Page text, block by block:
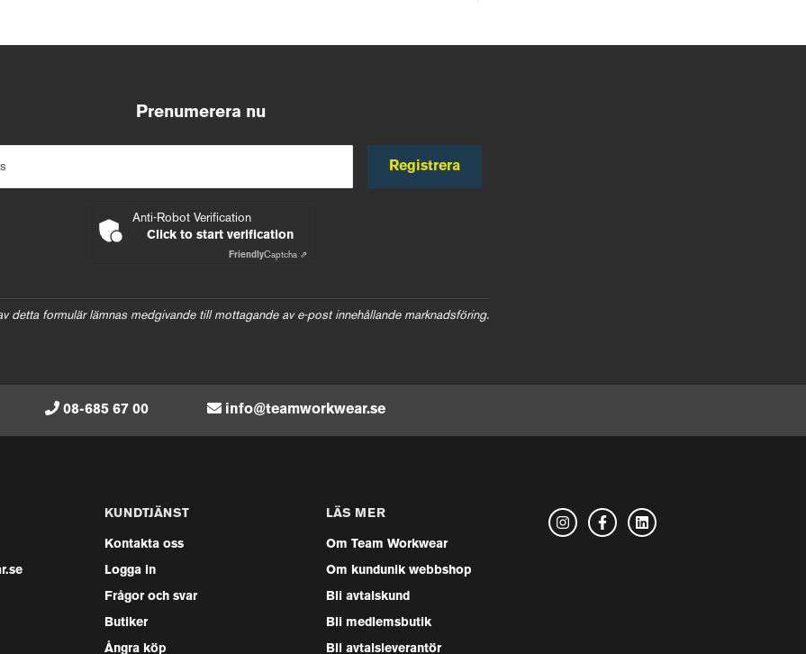
Prenumerera nu
Registrera
Anti-Robot Verification
Click to start verification
FriendlyCaptcha ⇗
detta formulär lämnas medgivande till mottagande av e-post innehållande marknadsföring.
08-685 67 00 info@teamworkwear.se
KUNDTJÄNST
Kontakta oss
Logga in
Frågor och svar
Butiker
Ångra köp
LÄS MER
Om Team Workwear
Om kundunik webbshop
Bli avtalskund
Bli medlemsbutik
Bli avtalsleverantör